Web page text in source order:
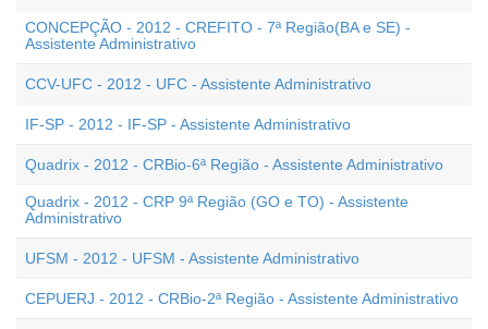
CONCEPÇÃO - 2012 - CREFITO - 7ª Região(BA e SE) -
Assistente Administrativo
CCV-UFC - 2012 - UFC - Assistente Administrativo
IF-SP - 2012 - IF-SP - Assistente Administrativo
Quadrix - 2012 - CRBio-6ª Região - Assistente Administrativo
Quadrix - 2012 - CRP 9ª Região (GO e TO) - Assistente
Administrativo
UFSM - 2012 - UFSM - Assistente Administrativo
CEPUERJ - 2012 - CRBio-2ª Região - Assistente Administrativo